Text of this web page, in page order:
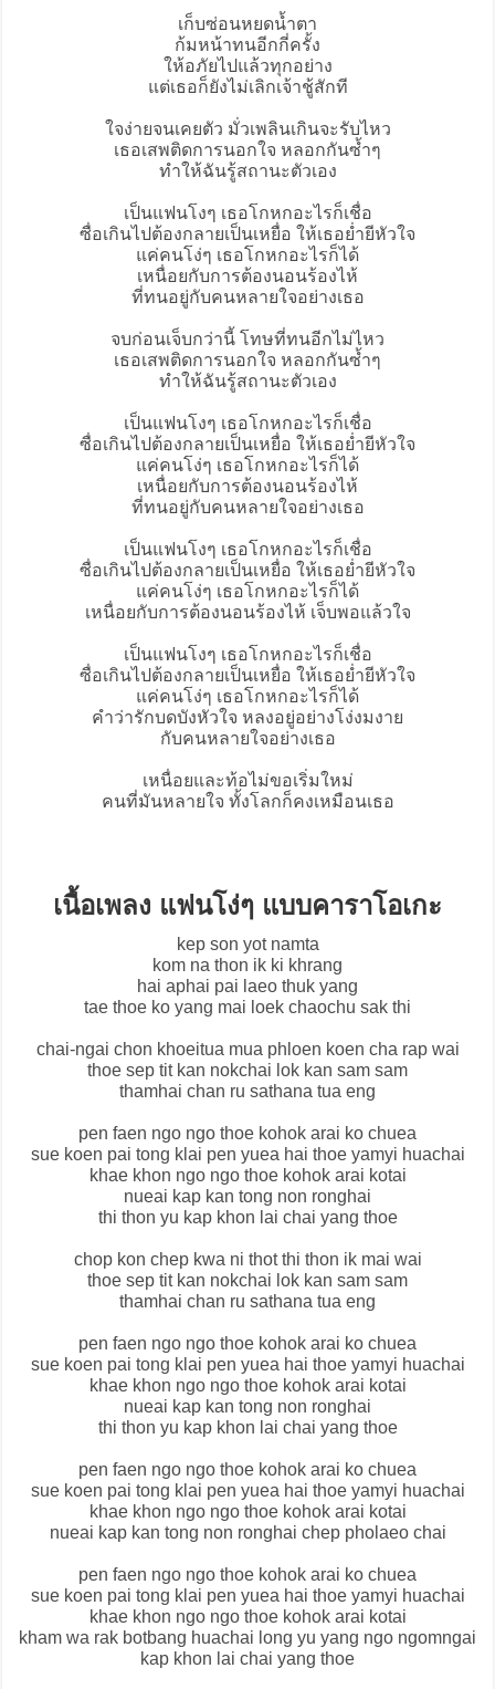
เก็บซ่อนหยดน้ำตา
ก้มหน้าทนอีกกี่ครั้ง
ให้อภัยไปแล้วทุกอย่าง
แต่เธอก็ยังไม่เลิกเจ้าชู้สักที
ใจง่ายจนเคยตัว มั่วเพลินเกินจะรับไหว
เธอเสพติดการนอกใจ หลอกกันซ้ำๆ
ทำให้ฉันรู้สถานะตัวเอง
เป็นแฟนโงๆ เธอโกหกอะไรก็เชื่อ
ซื่อเกินไปต้องกลายเป็นเหยื่อ ให้เธอย่ำยีหัวใจ
แค่คนโง่ๆ เธอโกหกอะไรก็ได้
เหนื่อยกับการต้องนอนร้องไห้
ที่ทนอยู่กับคนหลายใจอย่างเธอ
จบก่อนเจ็บกว่านี้ โทษที่ทนอีกไม่ไหว
เธอเสพติดการนอกใจ หลอกกันซ้ำๆ
ทำให้ฉันรู้สถานะตัวเอง
เป็นแฟนโงๆ เธอโกหกอะไรก็เชื่อ
ซื่อเกินไปต้องกลายเป็นเหยื่อ ให้เธอย่ำยีหัวใจ
แค่คนโง่ๆ เธอโกหกอะไรก็ได้
เหนื่อยกับการต้องนอนร้องไห้
ที่ทนอยู่กับคนหลายใจอย่างเธอ
เป็นแฟนโงๆ เธอโกหกอะไรก็เชื่อ
ซื่อเกินไปต้องกลายเป็นเหยื่อ ให้เธอย่ำยีหัวใจ
แค่คนโง่ๆ เธอโกหกอะไรก็ได้
เหนื่อยกับการต้องนอนร้องไห้ เจ็บพอแล้วใจ
เป็นแฟนโงๆ เธอโกหกอะไรก็เชื่อ
ซื่อเกินไปต้องกลายเป็นเหยื่อ ให้เธอย่ำยีหัวใจ
แค่คนโง่ๆ เธอโกหกอะไรก็ได้
คำว่ารักบดบังหัวใจ หลงอยู่อย่างโง่งมงาย
กับคนหลายใจอย่างเธอ
เหนื่อยและท้อไม่ขอเริ่มใหม่
คนที่มันหลายใจ ทั้งโลกก็คงเหมือนเธอ
เนื้อเพลง แฟนโง่ๆ แบบคาราโอเกะ
kep son yot namta
kom na thon ik ki khrang
hai aphai pai laeo thuk yang
tae thoe ko yang mai loek chaochu sak thi
chai-ngai chon khoeitua mua phloen koen cha rap wai
thoe sep tit kan nokchai lok kan sam sam
thamhai chan ru sathana tua eng
pen faen ngo ngo thoe kohok arai ko chuea
sue koen pai tong klai pen yuea hai thoe yamyi huachai
khae khon ngo ngo thoe kohok arai kotai
nueai kap kan tong non ronghai
thi thon yu kap khon lai chai yang thoe
chop kon chep kwa ni thot thi thon ik mai wai
thoe sep tit kan nokchai lok kan sam sam
thamhai chan ru sathana tua eng
pen faen ngo ngo thoe kohok arai ko chuea
sue koen pai tong klai pen yuea hai thoe yamyi huachai
khae khon ngo ngo thoe kohok arai kotai
nueai kap kan tong non ronghai
thi thon yu kap khon lai chai yang thoe
pen faen ngo ngo thoe kohok arai ko chuea
sue koen pai tong klai pen yuea hai thoe yamyi huachai
khae khon ngo ngo thoe kohok arai kotai
nueai kap kan tong non ronghai chep pholaeo chai
pen faen ngo ngo thoe kohok arai ko chuea
sue koen pai tong klai pen yuea hai thoe yamyi huachai
khae khon ngo ngo thoe kohok arai kotai
kham wa rak botbang huachai long yu yang ngo ngomngai
kap khon lai chai yang thoe